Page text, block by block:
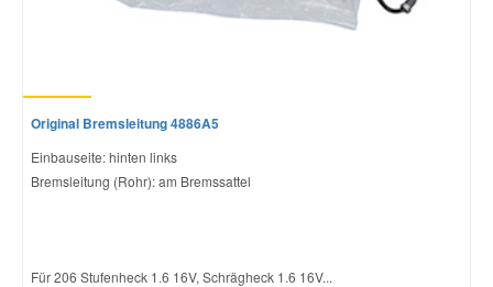
Original Bremsleitung 4886A5
Einbauseite: hinten links
Bremsleitung (Rohr): am Bremssattel
Für 206 Stufenheck 1.6 16V, Schrägheck 1.6 16V...